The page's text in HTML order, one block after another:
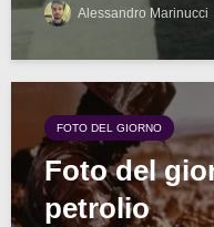
Alessandro Marinucci
FOTO DEL GIORNO
Foto del
petrolio